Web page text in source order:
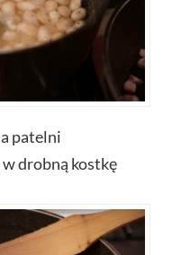
patelni
drobną kostkę